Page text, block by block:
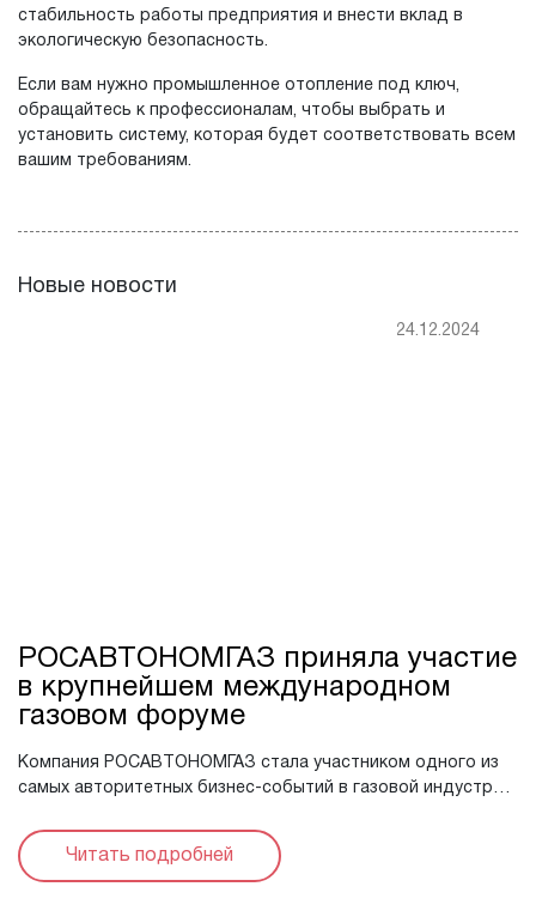
стабильность работы предприятия и внести вклад в
экологическую безопасность.
Если вам нужно промышленное отопление под ключ,
обращайтесь к профессионалам, чтобы выбрать и
установить систему, которая будет соответствовать всем
вашим требованиям.
Новые новости
24.12.2024
РОСАВТОНОМГАЗ приняла участие
в крупнейшем международном
газовом форуме
Компания РОСАВТОНОМГАЗ стала участником одного из
самых авторитетных бизнес-событий в газовой индустрии
Мероприятие ежегодно объединяет ...
Читать подробней